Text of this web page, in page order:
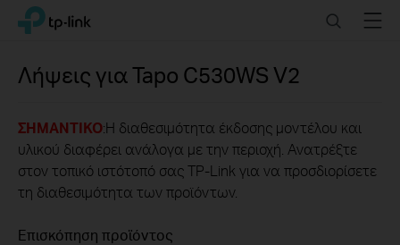
Click
navigation
TP-Link, Reliably Smart SearchMenu
Λήψεις γιαTapo C530WS V2
ΣΗΜΑΝΤΙΚΟ:Η διαθεσιμότητα έκδοσης μοντέλου και
υλικού διαφέρει ανάλογα με την περιοχή. Ανατρέξτε
στον τοπικό ιστότοπό σας TP-Link για να προσδιορίσετε
τη διαθεσιμότητα των προϊόντων.
Επισκόπηση προϊόντος